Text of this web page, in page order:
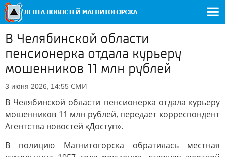
В Челябинской области
пенсионерка отдала курьеру
мошенников 11 млн рублей
3 июня 2026, 14:55 СМИ
В Челябинской области пенсионерка отдала курьеру
мошенников 11 млн рублей, передает корреспондент
Агентства новостей «Доступ».
В полицию Магнитогорска обратилась местная